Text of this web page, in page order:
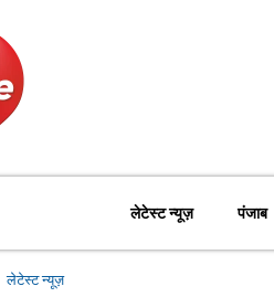
लेटेस्ट न्यूज़ पंजाब
लेटेस्ट न्यूज़